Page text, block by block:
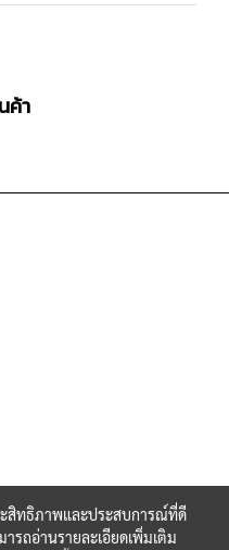
ค้า
ะสิทธิภาพและประสบการณ์ที่ดี
รถอ่านรายละเอียดเพิ่มเติม